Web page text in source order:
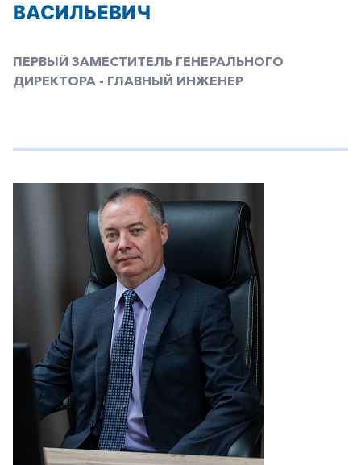
ВАСИЛЬЕВИЧ
ПЕРВЫЙ ЗАМЕСТИТЕЛЬ ГЕНЕРАЛЬНОГО
ДИРЕКТОРА - ГЛАВНЫЙ ИНЖЕНЕР